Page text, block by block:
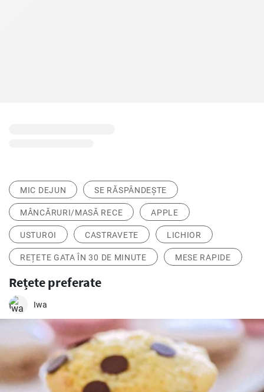
MIC DEJUN SE RĂSPÂNDEȘTE
MÂNCĂRURI/MASĂ RECE APPLE
USTUROI CASTRAVETE LICHIOR
REȚETE GATA ÎN 30 DE MINUTE MESE RAPIDE
Rețete preferate
Iwa